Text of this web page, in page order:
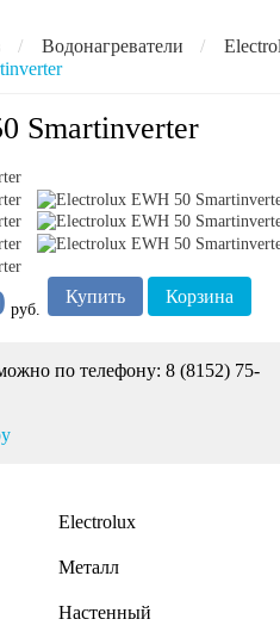
/ Водонагреватели /
Smartinverter
руб.
Купить Корзина
по телефону: 8 (8152) 75-
Electrolux
Металл
Настенный